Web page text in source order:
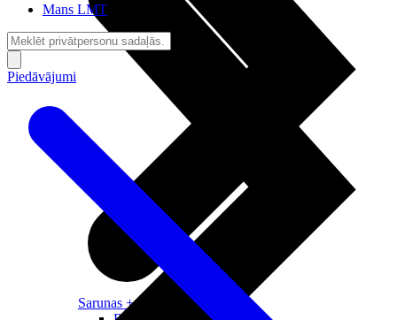
Sarunas + Internets
Mans LMT
Piedāvājumi